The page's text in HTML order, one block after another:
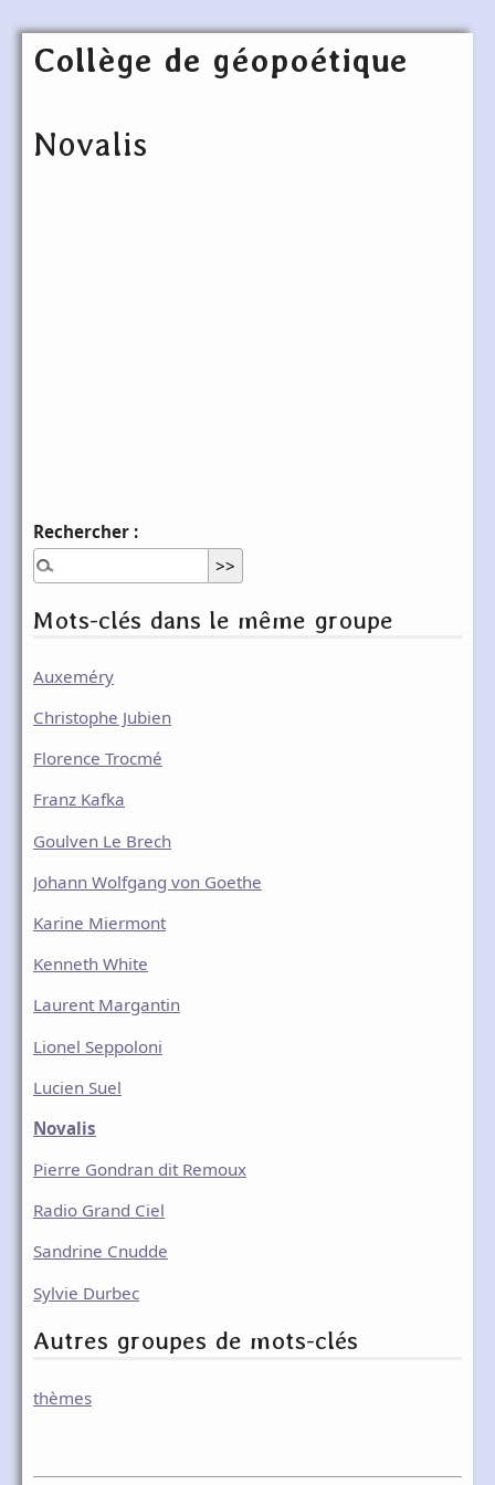
Collège de géopoétique
Novalis
Rechercher :
Mots-clés dans le même groupe
Auxeméry
Christophe Jubien
Florence Trocmé
Franz Kafka
Goulven Le Brech
Johann Wolfgang von Goethe
Karine Miermont
Kenneth White
Laurent Margantin
Lionel Seppoloni
Lucien Suel
Novalis
Pierre Gondran dit Remoux
Radio Grand Ciel
Sandrine Cnudde
Sylvie Durbec
Autres groupes de mots-clés
thèmes